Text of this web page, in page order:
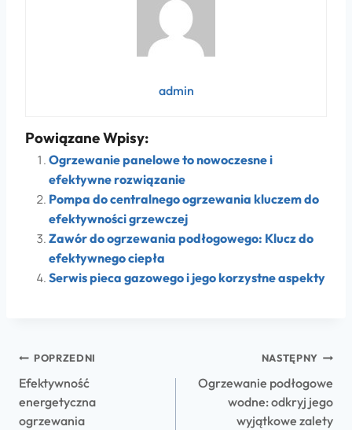
admin
Powiązane Wpisy:
Ogrzewanie panelowe to nowoczesne i
efektywne rozwiązanie
Pompa do centralnego ogrzewania kluczem do
efektywności grzewczej
Zawór do ogrzewania podłogowego: Klucz do
efektywnego ciepła
Serwis pieca gazowego i jego korzystne aspekty
POPRZEDNI
Efektywność
energetyczna
ogrzewania
NASTĘPNY
Ogrzewanie podłogowe
wodne: odkryj jego
wyjątkowe zalety